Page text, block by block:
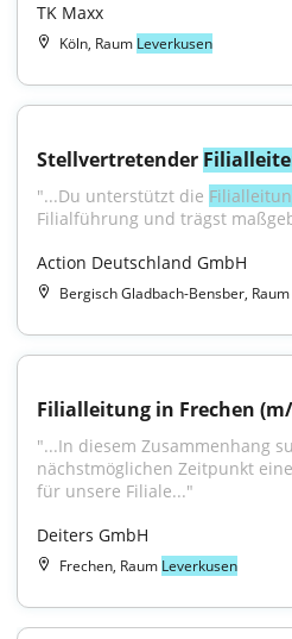
TK Maxx
Köln, Raum Leverkusen
Stellvertretender
"...Du unterstützt die
Filialführung und trägst
Action Deutschland GmbH
Bergisch Gladbach-Bensber, Raum
Filialleitung in Frechen
"...In diesem Zusammenhang
nächstmöglichen Zeitpunkt
für unsere Filiale..."
Deiters GmbH
Frechen, Raum Leverkusen